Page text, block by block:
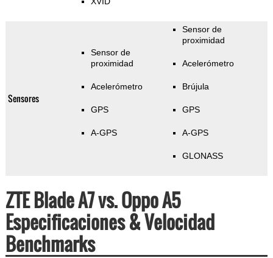
Sensores
Sensor de
proximidad
Acelerómetro
GPS
A-GPS
Sensor de
proximidad
Acelerómetro
Brújula
GPS
A-GPS
GLONASS
ZTE Blade A7 vs. Oppo A5
Especificaciones & Velocidad
Benchmarks